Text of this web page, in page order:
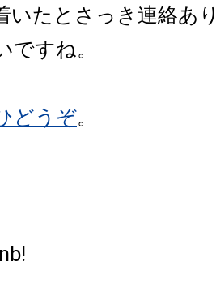
いたとさっき連絡あ
ですね。
どうぞ。